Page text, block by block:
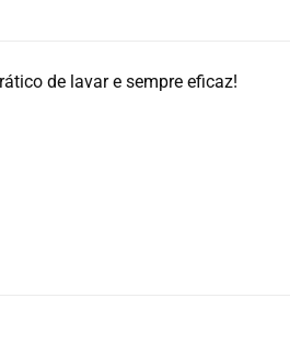
de lavar e sempre eficaz!